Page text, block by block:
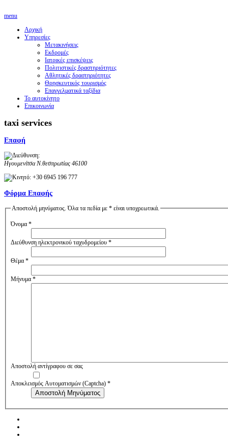
menu
Αρχική
Υπηρεσίες
Μετακινήσεις
Εκδρομές
Ιατρικές επισκέψεις
Πολιτιστικές δραστηριότητες
Αθλητικές δραστηριότητες
Θρησκευτικός τουρισμός
Επαγγελματικά ταξίδια
Το αυτοκίνητο
Επικοινωνία
taxi services
Επαφή
ΗγουμενίτσαΝ.θεσπρωτίας 46100
+30 6945 196 777
Φόρμα Επαφής
Αποστολή μηνύματος. Όλα τα πεδία με * είναι υποχρεωτικά.
Όνομα *
Διεύθυνση ηλεκτρονικού ταχυδρομείου *
Θέμα *
Μήνυμα *
Αποστολή αντίγραφου σε σας
Αποκλεισμός Αυτοματισμών (Captcha) *
Αποστολή Μηνύματος